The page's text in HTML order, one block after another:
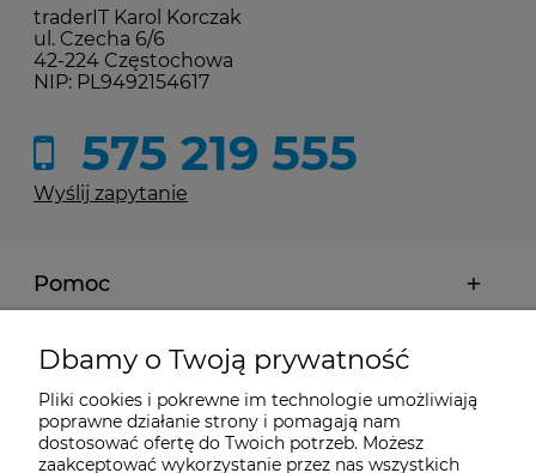
traderIT Karol Korczak
ul. Czecha 6/6
42-224 Częstochowa
NIP: PL9492154617
575 219 555
Wyślij zapytanie
Pomoc
Moje konto
Płatności i dostawa
Dbamy o Twoją prywatność
Pliki cookies i pokrewne im technologie umożliwiają
poprawne działanie strony i pomagają nam
dostosować ofertę do Twoich potrzeb. Możesz
zaakceptować wykorzystanie przez nas wszystkich